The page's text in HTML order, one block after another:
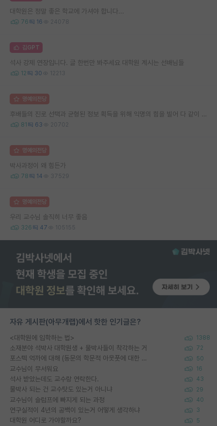
대학원은 정말 좋은 학교에 가셔야 합니다...
76 16 24078
김GPT
석사 강제 연장입니다. 글 한번만 봐주세요 대학원 계시는 선배님들
12 30 12213
명예의전당
후배들의 진로 선택과 균형된 정보 획득을 위해 익명의 힘을 빌어 다 같이 연봉 공개 타임 한번 갖는 것 어때요?
81 63 20702
명예의전당
박사과정이 왜 힘든가
78 14 37529
명예의전당
우리 교수님 솔직히 너무 좋음
326 47 105155
자유 게시판(아무개랩)에서 핫한 인기글은?
<대학원에 입학하는 법> 1388
소재분야 석박사 대학원생 + 물박사들이 착각하는 거 72
포스텍 억까에 대해 (동문의 학문적 아웃풋에 대한 반박) 50
교수님이 무서워요 16
석사 받았는데도 교수랑 연락한다. 43
물박사 되는 건 교수탓도 있는거 아니냐 29
교수님이 슬럼프에 빠지게 되는 과정 40
연구실적이 4년의 공백이 있는거 어떻게 생각하냐 3
대학원 어디로 가야할까요? 5